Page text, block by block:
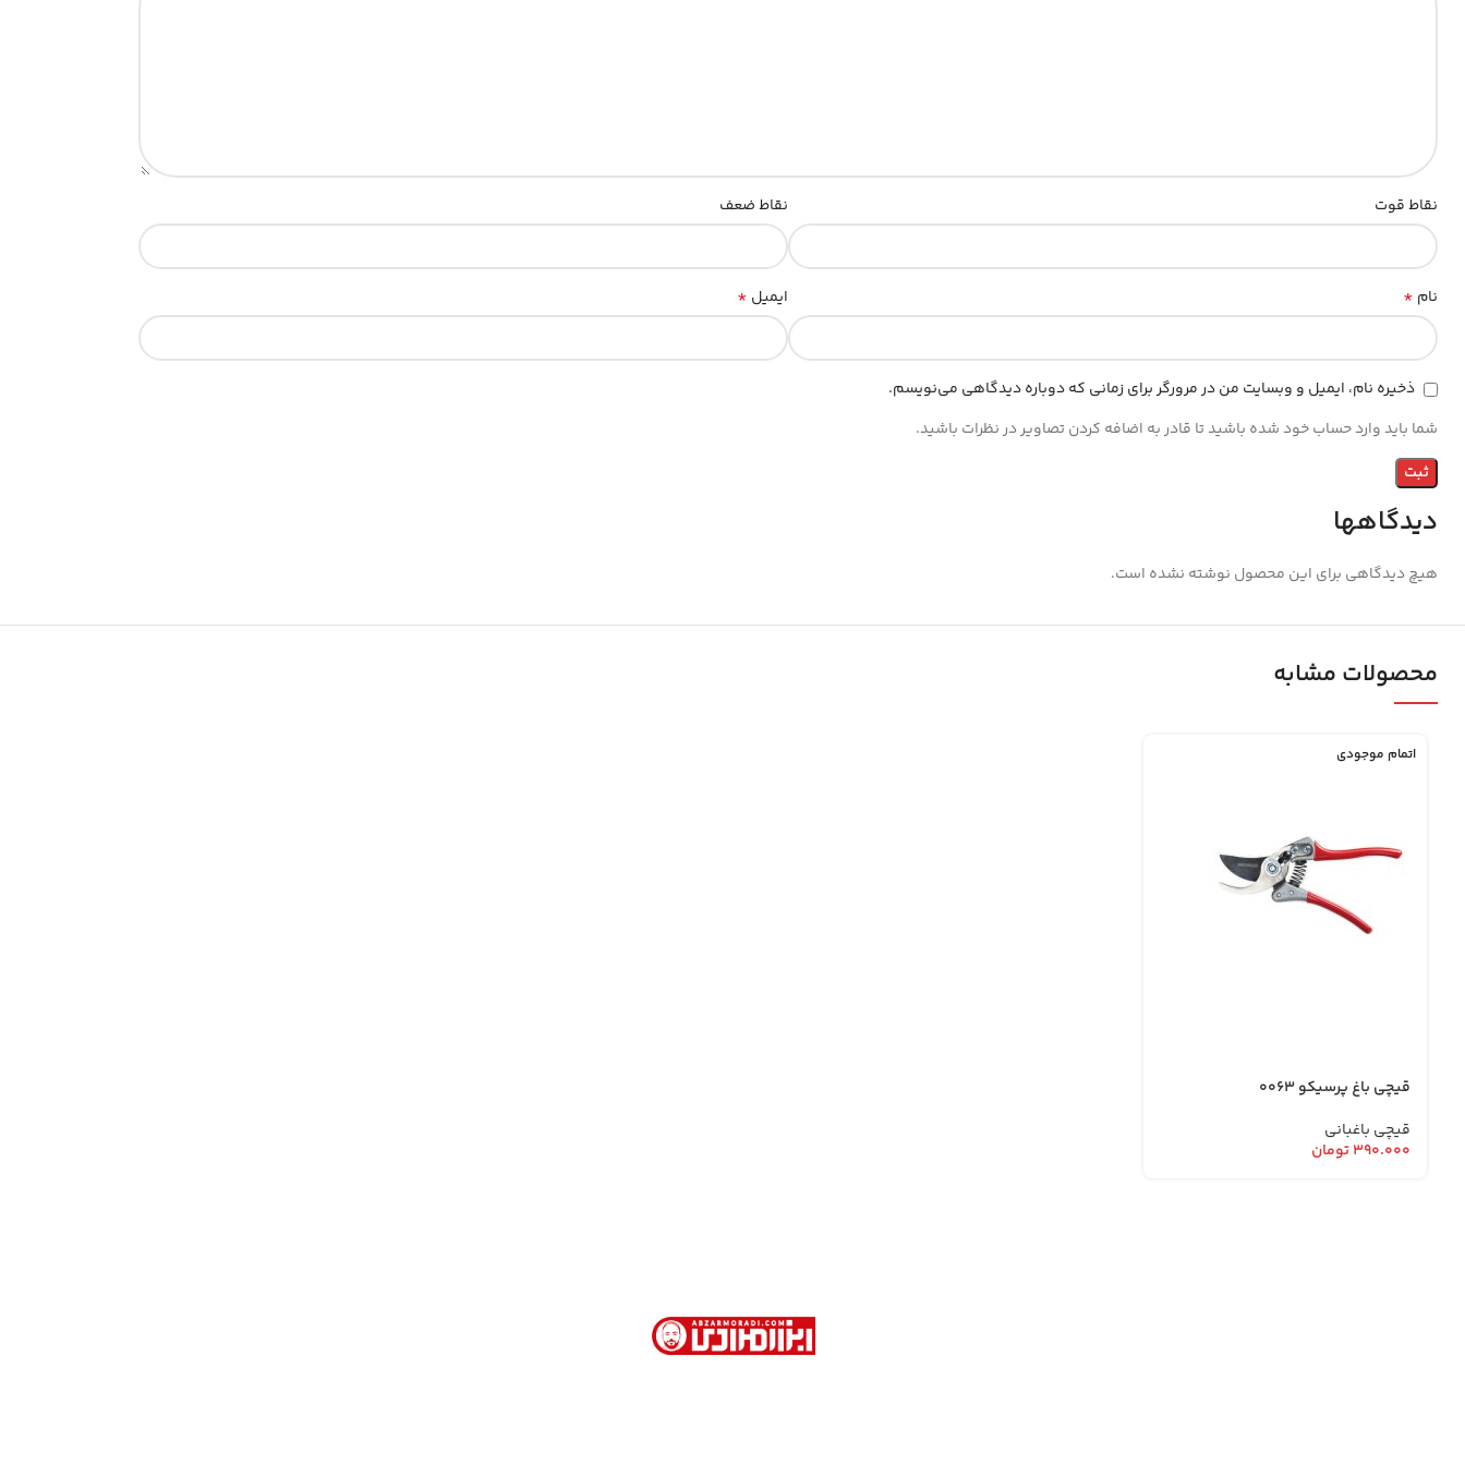
دیدگاهها
هیچ دیدگاهی برای این محصول نوشته نشده است.
نقاط قوت نقاط ضعف
نام * ایمیل *
ذخیره نام، ایمیل و وبسایت من در مرورگر برای زمانی که دوباره دیدگاهی می‌نویسم.
شما باید وارد حساب خود شده باشید تا قادر به اضافه کردن تصاویر در نظرات باشید.
محصولات مشابه
اتمام موجودی
قیچی باغ پرسیکو 0063
قیچی باغبانی
۳۹۰.۰۰۰تومان